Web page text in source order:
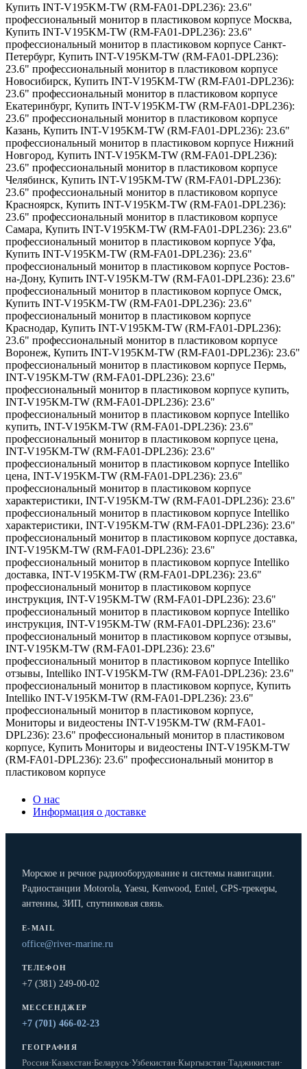
Купить INT-V195KM-TW (RM-FA01-DPL236): 23.6"
профессиональный монитор в пластиковом корпусе Москва,
Купить INT-V195KM-TW (RM-FA01-DPL236): 23.6"
профессиональный монитор в пластиковом корпусе Санкт-
Петербург, Купить INT-V195KM-TW (RM-FA01-DPL236):
23.6" профессиональный монитор в пластиковом корпусе
Новосибирск, Купить INT-V195KM-TW (RM-FA01-DPL236):
23.6" профессиональный монитор в пластиковом корпусе
Екатеринбург, Купить INT-V195KM-TW (RM-FA01-DPL236):
23.6" профессиональный монитор в пластиковом корпусе
Казань, Купить INT-V195KM-TW (RM-FA01-DPL236): 23.6"
профессиональный монитор в пластиковом корпусе Нижний
Новгород, Купить INT-V195KM-TW (RM-FA01-DPL236):
23.6" профессиональный монитор в пластиковом корпусе
Челябинск, Купить INT-V195KM-TW (RM-FA01-DPL236):
23.6" профессиональный монитор в пластиковом корпусе
Красноярск, Купить INT-V195KM-TW (RM-FA01-DPL236):
23.6" профессиональный монитор в пластиковом корпусе
Самара, Купить INT-V195KM-TW (RM-FA01-DPL236): 23.6"
профессиональный монитор в пластиковом корпусе Уфа,
Купить INT-V195KM-TW (RM-FA01-DPL236): 23.6"
профессиональный монитор в пластиковом корпусе Ростов-
на-Дону, Купить INT-V195KM-TW (RM-FA01-DPL236): 23.6"
профессиональный монитор в пластиковом корпусе Омск,
Купить INT-V195KM-TW (RM-FA01-DPL236): 23.6"
профессиональный монитор в пластиковом корпусе
Краснодар, Купить INT-V195KM-TW (RM-FA01-DPL236):
23.6" профессиональный монитор в пластиковом корпусе
Воронеж, Купить INT-V195KM-TW (RM-FA01-DPL236): 23.6"
профессиональный монитор в пластиковом корпусе Пермь,
INT-V195KM-TW (RM-FA01-DPL236): 23.6"
профессиональный монитор в пластиковом корпусе купить,
INT-V195KM-TW (RM-FA01-DPL236): 23.6"
профессиональный монитор в пластиковом корпусе Intelliko
купить, INT-V195KM-TW (RM-FA01-DPL236): 23.6"
профессиональный монитор в пластиковом корпусе цена,
INT-V195KM-TW (RM-FA01-DPL236): 23.6"
профессиональный монитор в пластиковом корпусе Intelliko
цена, INT-V195KM-TW (RM-FA01-DPL236): 23.6"
профессиональный монитор в пластиковом корпусе
характеристики, INT-V195KM-TW (RM-FA01-DPL236): 23.6"
профессиональный монитор в пластиковом корпусе Intelliko
характеристики, INT-V195KM-TW (RM-FA01-DPL236): 23.6"
профессиональный монитор в пластиковом корпусе доставка,
INT-V195KM-TW (RM-FA01-DPL236): 23.6"
профессиональный монитор в пластиковом корпусе Intelliko
доставка, INT-V195KM-TW (RM-FA01-DPL236): 23.6"
профессиональный монитор в пластиковом корпусе
инструкция, INT-V195KM-TW (RM-FA01-DPL236): 23.6"
профессиональный монитор в пластиковом корпусе Intelliko
инструкция, INT-V195KM-TW (RM-FA01-DPL236): 23.6"
профессиональный монитор в пластиковом корпусе отзывы,
INT-V195KM-TW (RM-FA01-DPL236): 23.6"
профессиональный монитор в пластиковом корпусе Intelliko
отзывы, Intelliko INT-V195KM-TW (RM-FA01-DPL236): 23.6"
профессиональный монитор в пластиковом корпусе, Купить
Intelliko INT-V195KM-TW (RM-FA01-DPL236): 23.6"
профессиональный монитор в пластиковом корпусе,
Мониторы и видеостены INT-V195KM-TW (RM-FA01-
DPL236): 23.6" профессиональный монитор в пластиковом
корпусе, Купить Мониторы и видеостены INT-V195KM-TW
(RM-FA01-DPL236): 23.6" профессиональный монитор в
пластиковом корпусе
О нас
Информация о доставке
Морское и речное радиооборудование и системы навигации.
Радиостанции Motorola, Yaesu, Kenwood, Entel, GPS-трекеры,
антенны, ЗИП, спутниковая связь.
E-MAIL
office@river-marine.ru
ТЕЛЕФОН
+7 (381) 249-00-02
МЕССЕНДЖЕР
+7 (701) 466-02-23
ГЕОГРАФИЯ
Россия·Казахстан·Беларусь·Узбекистан·Кыргызстан·Таджикистан·